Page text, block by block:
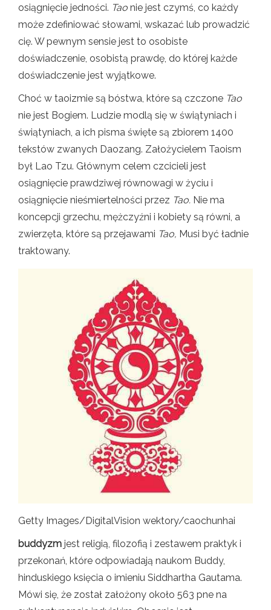
osiągnięcie jedności. Tao nie jest czymś, co każdy
może zdefiniować słowami, wskazać lub prowadzić
cię. W pewnym sensie jest to osobiste
doświadczenie, osobistą prawdę, do której każde
doświadczenie jest wyjątkowe.
Choć w taoizmie są bóstwa, które są czczone Tao
nie jest Bogiem. Ludzie modlą się w świątyniach i
świątyniach, a ich pisma święte są zbiorem 1400
tekstów zwanych Daozang. Założycielem Taoism
był Lao Tzu. Głównym celem czcicieli jest
osiągnięcie prawdziwej równowagi w życiu i
osiągnięcie nieśmiertelności przez Tao. Nie ma
koncepcji grzechu, mężczyźni i kobiety są równi, a
zwierzęta, które są przejawami Tao, Musi być ładnie
traktowany.
Getty Images/DigitalVision wektory/caochunhai
buddyzm jest religią, filozofią i zestawem praktyk i
przekonań, które odpowiadają naukom Buddy,
hinduskiego księcia o imieniu Siddhartha Gautama.
Mówi się, że został założony około 563 pne na